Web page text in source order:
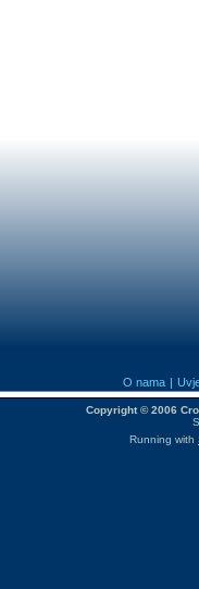
O nama |
Copyright © 2006
Running with